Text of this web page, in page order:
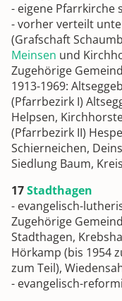
- eigene Pfarrkirche
- vorher verteilt
(Grafschaft
Meinsen und
Zugehörige
1913-1969:
(Pfarrbezirk I)
Helpsen,
(Pfarrbezirk II)
Schierneichen,
Siedlung Baum,
17Stadthagen
- evangelisch-
Zugehörige
Stadthagen,
Hörkamp (bis 1954
zum Teil),
- evangelisch-